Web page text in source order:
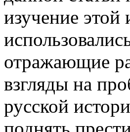
изучение
отражающие
взгляды на
русской